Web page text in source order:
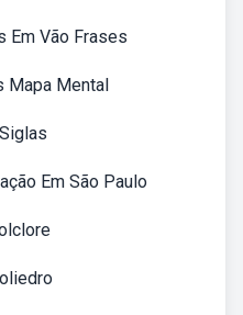
Em Vão Frases
Mapa Mental
Em São Paulo